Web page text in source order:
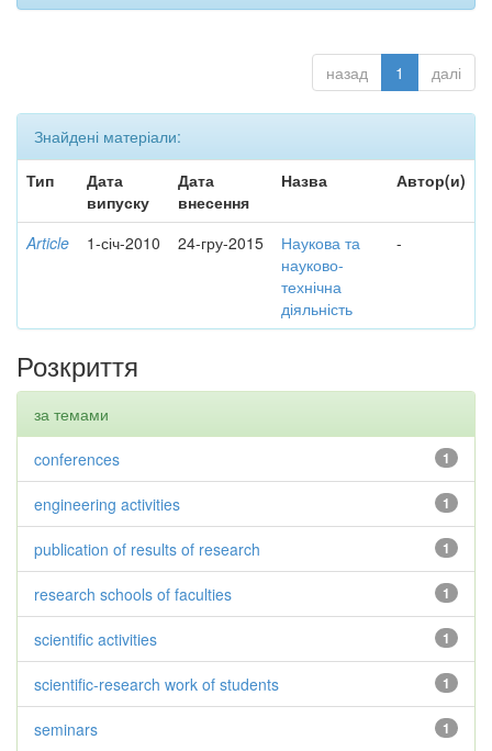
назад 1 далі
Знайдені матеріали:
Тип
Дата
випуску
Дата
внесення
Назва Автор(и)
Article 1-січ-2010 24-гру-2015
Наукова та
науково-
технічна
діяльність
-
Розкриття
за темами
1
conferences
1
engineering activities
1
publication of results of research
1
research schools of faculties
1
scientific activities
1
scientific-research work of students
1
seminars